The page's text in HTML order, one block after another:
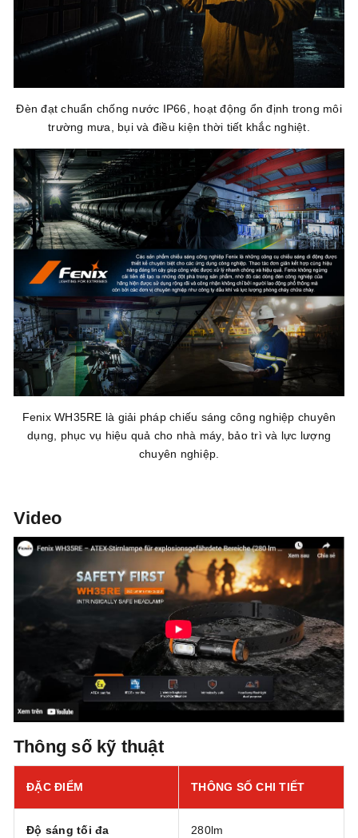
Đèn đạt chuẩn chống nước IP66, hoạt động ổn định trong môi
trường mưa, bụi và điều kiện thời tiết khắc nghiệt.
Fenix WH35RE là giải pháp chiếu sáng công nghiệp chuyên
dụng, phục vụ hiệu quả cho nhà máy, bảo trì và lực lượng
chuyên nghiệp.
Video
Thông số kỹ thuật
ĐẶC ĐIỂM THÔNG SỐ CHI TIẾT
Độ sáng tối đa 280lm